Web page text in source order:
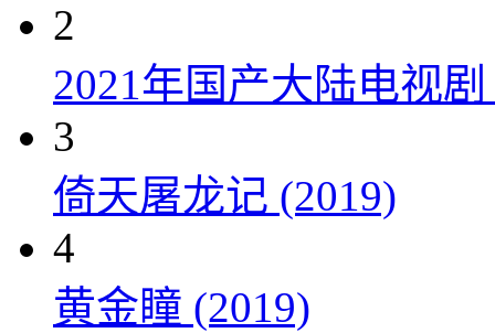
2
2021年国产大陆电视
3
倚天屠龙记 (2019)
4
黄金瞳 (2019)